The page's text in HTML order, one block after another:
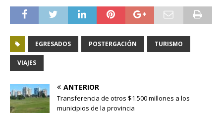
EGRESADOS POSTERGACIÓN TURISMO
VIAJES
ANTERIOR
Transferencia de otros $1.500 millones a los
municipios de la provincia